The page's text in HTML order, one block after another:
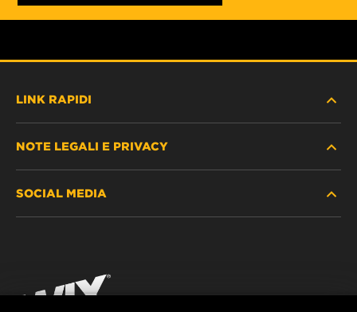
LINK RAPIDI
DOVE ACQUISTARE
CONTATTACI
NOTE LEGALI E PRIVACY
IMPRESSUM
SOCIAL MEDIA
YouTube